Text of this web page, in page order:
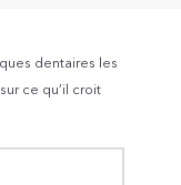
dentaires les
ce qu’il croit